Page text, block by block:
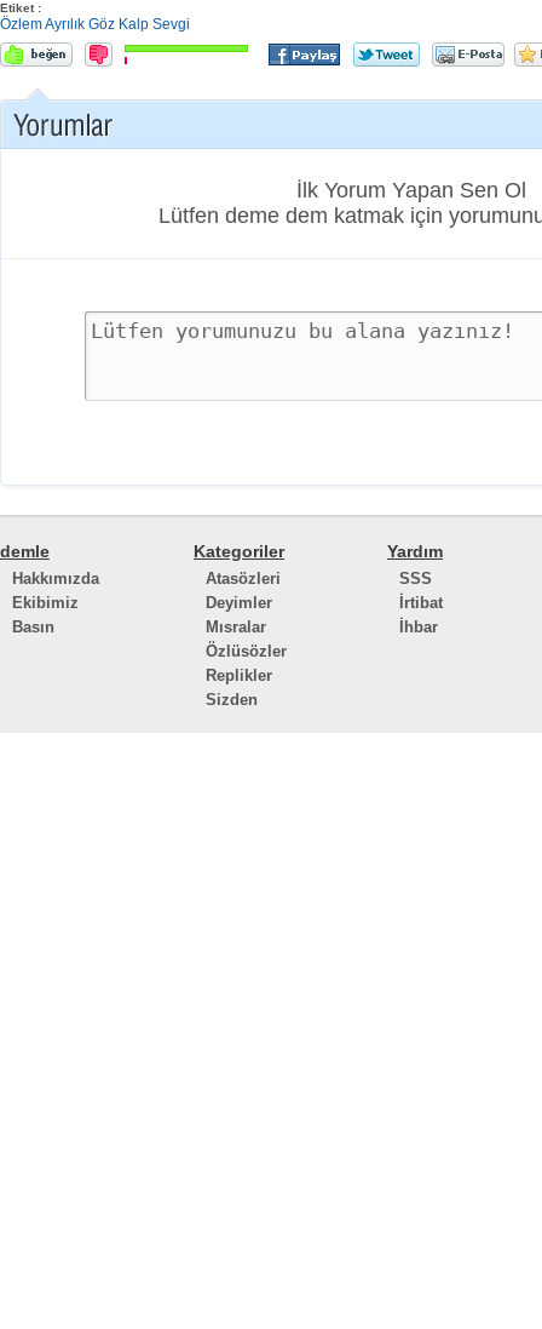
Etiket :
ÖzlemAyrılık Göz Kalp Sevgi
İlk Yorum Yapan Sen Ol
Lütfen deme dem katmak için
demle
Hakkımızda
Ekibimiz
Basın
Kategoriler
Atasözleri
Deyimler
Mısralar
Özlüsözler
Replikler
Sizden
Yardım
SSS
İrtibat
İhbar